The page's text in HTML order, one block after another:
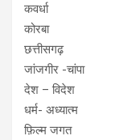
कवर्धा
कोरबा
छत्तीसगढ़
जांजगीर -चांपा
देश – विदेश
धर्म- अध्यात्म
फ़िल्म जगत